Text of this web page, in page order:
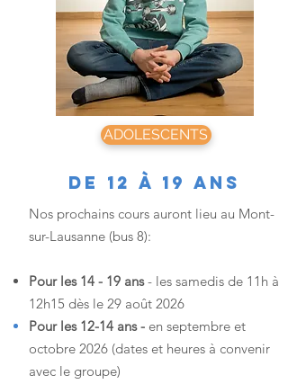
ADOLESCENTS
De 12 à 19 ans
Nos prochains cours auront lieu au Mont-
sur-Lausanne (bus 8):
Pour les 14 - 19 ans- les samedis de 11h à
12h15 dès le 29 août 2026
Pour les 12-14 ans -en septembre et
octobre 2026 (dates et heures à convenir
avec le groupe)